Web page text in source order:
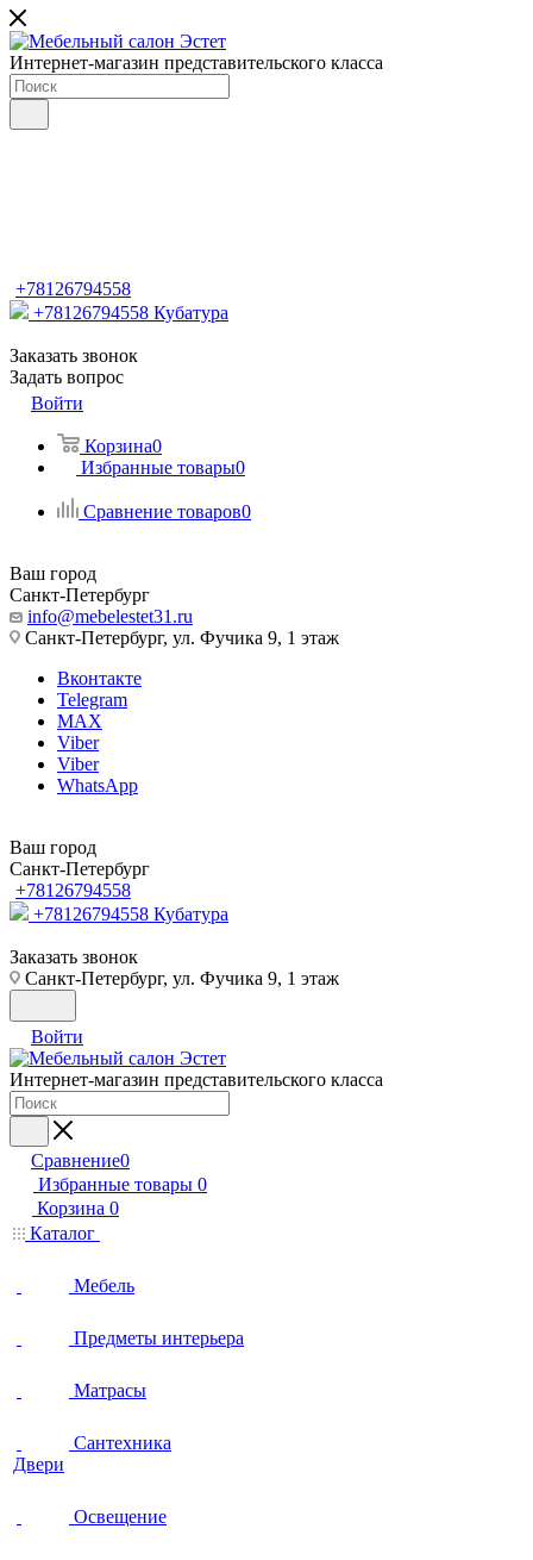
Интернет-магазин представительского класса
+78126794558
+78126794558 Кубатура
Заказать звонок
Задать вопрос
Войти
Корзина0
Избранные товары0
Сравнение товаров0
Ваш город
Санкт-Петербург
info@mebelestet31.ru
Санкт-Петербург, ул. Фучика 9, 1 этаж
Вконтакте
Telegram
MAX
Viber
Viber
WhatsApp
Ваш город
Санкт-Петербург
+78126794558
+78126794558 Кубатура
Заказать звонок
Санкт-Петербург, ул. Фучика 9, 1 этаж
Войти
Интернет-магазин представительского класса
Сравнение0
Избранные товары 0
Корзина 0
Каталог
Мебель
Предметы интерьера
Матрасы
Сантехника
Двери
Освещение